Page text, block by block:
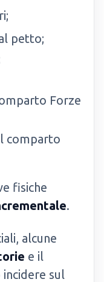
petto;
Forze
comparto
fisiche
.
alcune
e il
sul